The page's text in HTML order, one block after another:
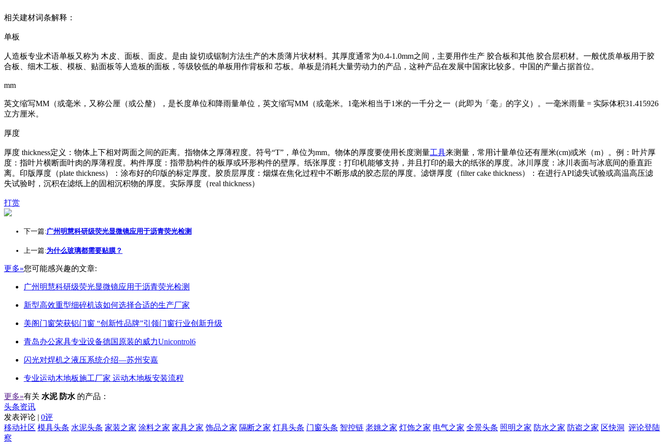
相关建材词条解释：
单板
人造板专业术语单板又称为 木皮、面板、面皮。是由 旋切或锯制方法生产的木质薄片状材料。其厚度通常为0.4-1.0mm之间，主要用作生产 胶合板和其他 胶合层积材。一般优质单板用于胶
合板、细木工板、模板、贴面板等人造板的面板，等级较低的单板用作背板和 芯板。单板是消耗大量劳动力的产品，这种产品在发展中国家比较多。中国的产量占据首位。
mm
英文缩写MM（或毫米，又称公厘（或公釐），是长度单位和降雨量单位，英文缩写MM（或毫米。1毫米相当于1米的一千分之一（此即为「毫」的字义）。一毫米雨量 = 实际体积31.415926
立方厘米。
厚度
厚度 thickness定义：物体上下相对两面之间的距离。指物体之厚薄程度。符号“T”，单位为mm。物体的厚度要使用长度测量工具来测量，常用计量单位还有厘米(cm)或米（m）。例：叶片厚
度：指叶片横断面叶肉的厚薄程度。构件厚度：指带肋构件的板厚或环形构件的壁厚。纸张厚度：打印机能够支持，并且打印的最大的纸张的厚度。冰川厚度：冰川表面与冰底间的垂直距
离。印版厚度（plate thickness）：涂布好的印版的标定厚度。胶质层厚度：烟煤在焦化过程中不断形成的胶态层的厚度。滤饼厚度（filter cake thickness）：在进行API滤失试验或高温高压滤
失试验时，沉积在滤纸上的固相沉积物的厚度。实际厚度（real thickness）
打赏
下一篇:广州明慧科研级荧光显微镜应用于沥青荧光检测
上一篇:为什么玻璃都需要贴膜？
更多»您可能感兴趣的文章:
广州明慧科研级荧光显微镜应用于沥青荧光检测
新型高效重型细碎机该如何选择合适的生产厂家
美阁门窗荣获铝门窗 “创新性品牌”引领门窗行业创新升级
青岛办公家具专业设备德国原装的威力Unicontrol6
闪光对焊机之液压系统介绍—苏州安嘉
专业运动木地板施工厂家 运动木地板安装流程
更多»有关 水泥 防水 的产品：
头条资讯
发表评论 | 0评
评论登陆
移动社区 模具头条 水泥头条 家装之家 涂料之家 家具之家 饰品之家 隔断之家 灯具头条 门窗头条 智控链 老姚之家 灯饰之家 电气之家 全景头条 照明之家 防水之家 防盗之家 区快洞
察